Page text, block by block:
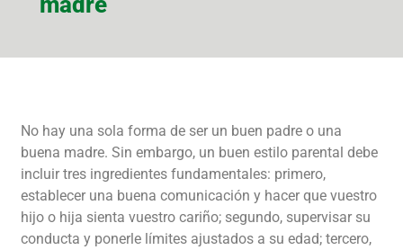
No hay una sola forma de ser un buen padre o una
buena madre. Sin embargo, un buen estilo parental debe
incluir tres ingredientes fundamentales: primero,
establecer una buena comunicación y hacer que vuestro
hijo o hija sienta vuestro cariño; segundo, supervisar su
conducta y ponerle límites ajustados a su edad; tercero,